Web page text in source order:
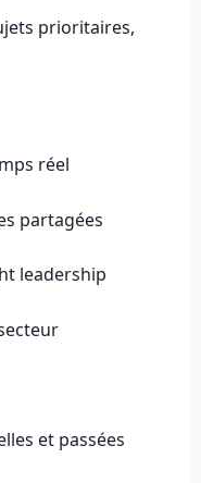
prioritaires,
réel
partagées
leadership
et passées